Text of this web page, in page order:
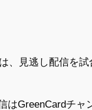
、見逃し配信を試
はGreenCardチャ